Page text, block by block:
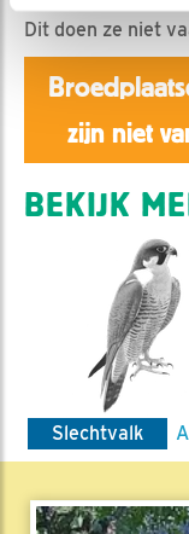
Dit doen ze niet
zijn niet
BEKIJK
Slechtvalk